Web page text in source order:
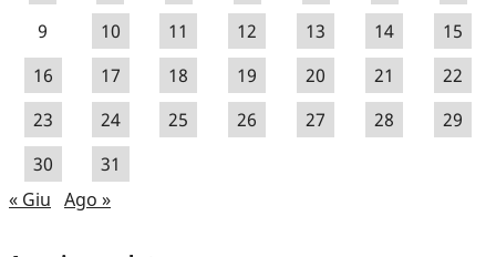
9
10 11 12 13 14
15
16
17 18 19 20 21
22
23
24 25 26 27 28
29
30
31
« Giu Ago »